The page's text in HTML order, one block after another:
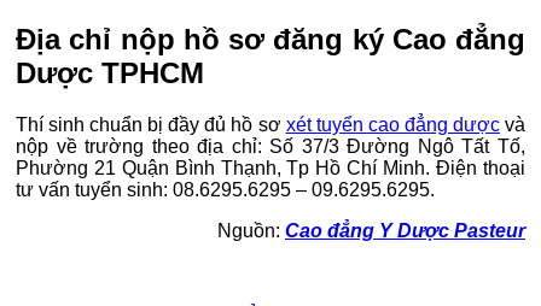
Địa chỉ nộp hồ sơ đăng ký Cao đẳng
Dược TPHCM
Thí sinh chuẩn bị đầy đủ hồ sơ xét tuyển cao đẳng dượcvà
nộp về trường theo địa chỉ: Số 37/3 Đường Ngô Tất Tố,
Phường 21 Quận Bình Thạnh, Tp Hồ Chí Minh. Điện thoại
tư vấn tuyển sinh: 08.6295.6295 – 09.6295.6295.
Nguồn: Cao đẳng Y Dược Pasteur